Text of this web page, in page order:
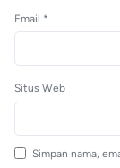
Email *
Situs Web
Simpan nama,